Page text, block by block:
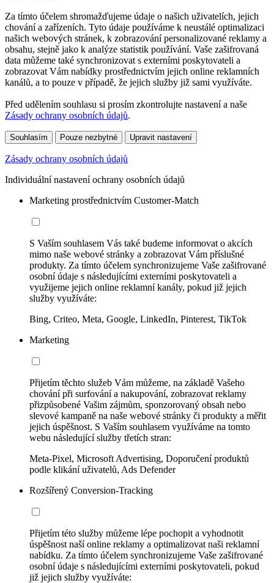
Za tímto účelem shromažďujeme údaje o našich uživatelích, jejich
chování a zařízeních. Tyto údaje používáme k neustálé optimalizaci
našich webových stránek, k zobrazování personalizované reklamy a
obsahu, stejně jako k analýze statistik používání. Vaše zašifrovaná
data můžeme také synchronizovat s externími poskytovateli a
zobrazovat Vám nabídky prostřednictvím jejich online reklamních
kanálů, a to pouze v případě, že jejich služby již sami využíváte.
Před udělením souhlasu si prosím zkontrolujte nastavení a naše
Zásady ochrany osobních údajů.
Souhlasím Pouze nezbytné Upravit nastavení
Zásady ochrany osobních údajů
Individuální nastavení ochrany osobních údajů
Marketing prostřednictvím Customer-Match
S Vaším souhlasem Vás také budeme informovat o akcích
mimo naše webové stránky a zobrazovat Vám příslušné
produkty. Za tímto účelem synchronizujeme Vaše zašifrované
osobní údaje s následujícími externími poskytovateli a
využijeme jejich online reklamní kanály, pokud již jejich
služby využíváte:
Bing, Criteo, Meta, Google, LinkedIn, Pinterest, TikTok
Marketing
Přijetím těchto služeb Vám můžeme, na základě Vašeho
chování při surfování a nakupování, zobrazovat reklamy
přizpůsobené Vašim zájmům, sponzorovaný obsah nebo
slevové kampaně na naše webové stránky či produkty a měřit
jejich úspěšnost. S Vaším souhlasem využíváme na tomto
webu následující služby třetích stran:
Meta-Pixel, Microsoft Advertising, Doporučení produktů
podle klikání uživatelů, Ads Defender
Rozšířený Conversion-Tracking
Přijetím této služby můžeme lépe pochopit a vyhodnotit
úspěšnost naší online reklamy a optimalizovat naši reklamní
nabídku. Za tímto účelem synchronizujeme Vaše zašifrované
osobní údaje s následujícími externími poskytovateli, pokud
již jejich služby využíváte: